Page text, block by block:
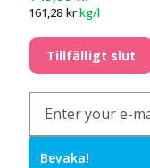
161,28 krkg/l
Tillfälligt slut
Bevaka!